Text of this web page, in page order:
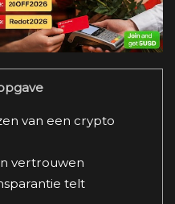
van een crypto
vertrouwen
telt